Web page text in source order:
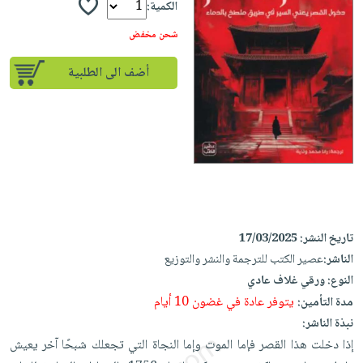
Ai
إختيارات
كتب
أكاديمية
صندوق
القراءة
English
بلا
حدود
أسئلة
يتكرر
طرحها
تحميل
iKitab
تحميل
iKitab
على
Apple
أسئلة
يتكرر
طرحها
تحميل
masmu3
على
Android
تحميل
Apple
المواضيع
الأكثر
مبيعاً
وسائل
تعليمية
صندوق
القراءة
تعليمية
الصحة
والعناية
الشخصية
جديد
الكل
الشخصية
العناية
وتصفيف
الشعر
العناية
بالجسم
الكل
أواني
الطهي
أدوات
متجر
الهدايا
أقسام
الكمية:
شحن مخفض
أضف الى الطلبية
تاريخ النشر:17/03/2025
الناشر:عصير الكتب للترجمة والنشر والتوزيع
النوع:ورقي غلاف عادي
مدة التأمين:يتوفر عادة في غضون 10 أيام
نبذة الناشر:
إذا دخلت هذا القصر فإما الموت وإما النجاة التي تجعلك شبحًا آخر يعيش